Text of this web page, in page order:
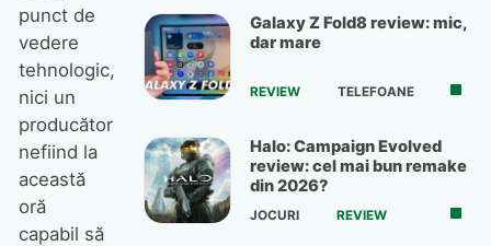
punct de
vedere
tehnologic,
nici un
producător
nefiind la
această
oră
capabil să
Galaxy Z Fold8 review: mic,
dar mare
REVIEW TELEFOANE
Halo: Campaign Evolved
review: cel mai bun remake
din 2026?
JOCURI REVIEW